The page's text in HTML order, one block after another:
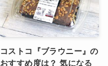
コストコ『ブラウニー』の
おすすめ度は？ 気になる